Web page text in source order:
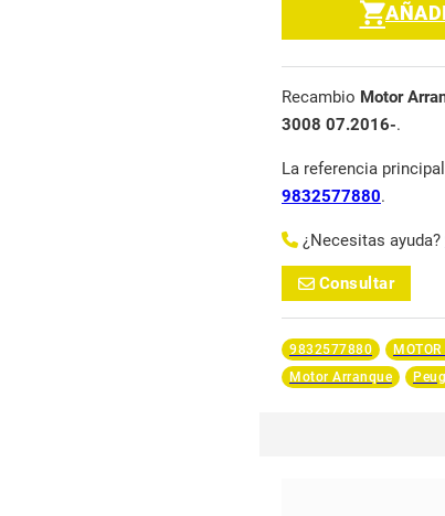
Recambio Motor
3008 07.2016-.
La referencia
9832577880.
¿Necesitas ayuda?
Consultar
9832577880
Motor Arranque